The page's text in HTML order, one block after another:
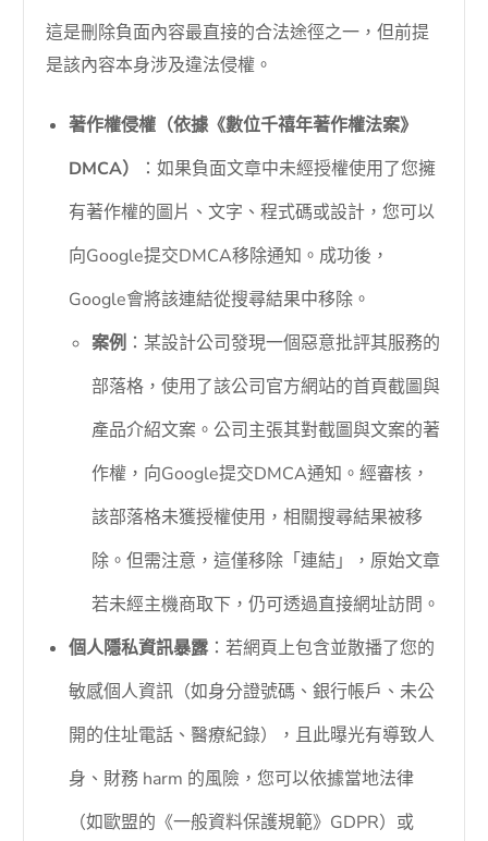
這是刪除負面內容最直接的合法途徑之一，但前提
是該內容本身涉及違法侵權。
著作權侵權（依據《數位千禧年著作權法案》
DMCA）
：如果負面文章中未經授權使用了您擁
有著作權的圖片、文字、程式碼或設計，您可以
向Google提交DMCA移除通知。成功後，
Google會將該連結從搜尋結果中移除。
案例 ：某設計公司發現一個惡意批評其服務的
部落格，使用了該公司官方網站的首頁截圖與
產品介紹文案。公司主張其對截圖與文案的著
作權，向Google提交DMCA通知。經審核，
該部落格未獲授權使用，相關搜尋結果被移
除。但需注意，這僅移除「連結」，原始文章
若未經主機商取下，仍可透過直接網址訪問。
個人隱私資訊暴露 ：若網頁上包含並散播了您的
敏感個人資訊（如身分證號碼、銀行帳戶、未公
開的住址電話、醫療紀錄），且此曝光有導致人
身、財務 harm 的風險，您可以依據當地法律
（如歐盟的《一般資料保護規範》GDPR）或